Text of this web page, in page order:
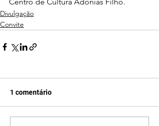
Divulgação
Convite
1 comentário